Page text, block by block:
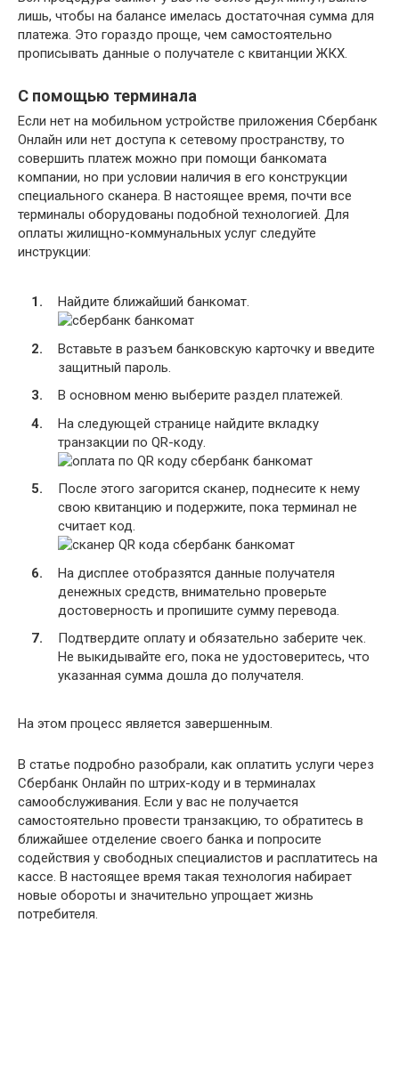
лишь, чтобы на балансе имелась достаточная сумма для
платежа. Это гораздо проще, чем самостоятельно
прописывать данные о получателе с квитанции ЖКХ.
С помощью терминала
Если нет на мобильном устройстве приложения Сбербанк
Онлайн или нет доступа к сетевому пространству, то
совершить платеж можно при помощи банкомата
компании, но при условии наличия в его конструкции
специального сканера. В настоящее время, почти все
терминалы оборудованы подобной технологией. Для
оплаты жилищно-коммунальных услуг следуйте
инструкции:
Найдите ближайший банкомат.
Вставьте в разъем банковскую карточку и введите
защитный пароль.
В основном меню выберите раздел платежей.
На следующей странице найдите вкладку
транзакции по QR-коду.
После этого загорится сканер, поднесите к нему
свою квитанцию и подержите, пока терминал не
считает код.
На дисплее отобразятся данные получателя
денежных средств, внимательно проверьте
достоверность и пропишите сумму перевода.
Подтвердите оплату и обязательно заберите чек.
Не выкидывайте его, пока не удостоверитесь, что
указанная сумма дошла до получателя.
На этом процесс является завершенным.
В статье подробно разобрали, как оплатить услуги через
Сбербанк Онлайн по штрих-коду и в терминалах
самообслуживания. Если у вас не получается
самостоятельно провести транзакцию, то обратитесь в
ближайшее отделение своего банка и попросите
содействия у свободных специалистов и расплатитесь на
кассе. В настоящее время такая технология набирает
новые обороты и значительно упрощает жизнь
потребителя.